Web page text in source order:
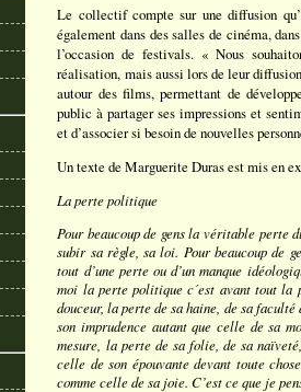
Le collectif compte sur une diffusion
également dans des salles de cinéma,
l’occasion de festivals. « Nous
réalisation, mais aussi lors de leur
autour des films, permettant de
public à partager ses impressions et
et d’associer si besoin de nouvelles
Un texte de Marguerite Duras est mis en
La perte politique
Pour beaucoup de gens la véritable perte
subir sa règle, sa loi. Pour beaucoup de
tout d’une perte ou d’un manque
moi la perte politique c´est avant tout la
douceur, la perte de sa haine, de sa
son imprudence autant que celle de sa
mesure, la perte de sa folie, de sa
celle de son épouvante devant toute
comme celle de sa joie. C’est ce que je